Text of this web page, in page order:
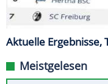
Aktuelle Ergebnisse,
Meistgelesen